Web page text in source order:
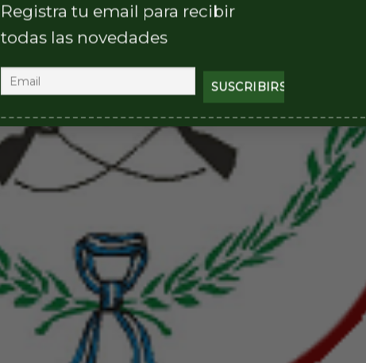
Registra tu email para recibir
todas las novedades